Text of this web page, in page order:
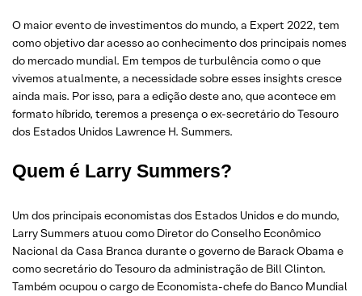
O maior evento de investimentos do mundo, a Expert 2022, tem
como objetivo dar acesso ao conhecimento dos principais nomes
do mercado mundial. Em tempos de turbulência como o que
vivemos atualmente, a necessidade sobre esses insights cresce
ainda mais. Por isso, para a edição deste ano, que acontece em
formato híbrido, teremos a presença o ex-secretário do Tesouro
dos Estados Unidos Lawrence H. Summers.
Quem é Larry Summers?
Um dos principais economistas dos Estados Unidos e do mundo,
Larry Summers atuou como Diretor do Conselho Econômico
Nacional da Casa Branca durante o governo de Barack Obama e
como secretário do Tesouro da administração de Bill Clinton.
Também ocupou o cargo de Economista-chefe do Banco Mundial